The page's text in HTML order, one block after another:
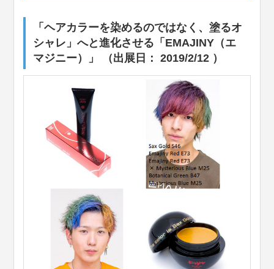
「ヘアカラーを染めるのではなく、塗るオ
シャレ」へと進化させる「EMAJINY（エ
マジニー）」 （出展日： 2019/2/12 ）